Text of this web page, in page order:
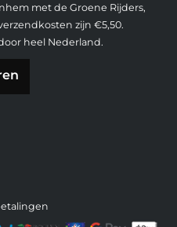
met de Groene Rijders,
zijn €5,50.
heel Nederland.